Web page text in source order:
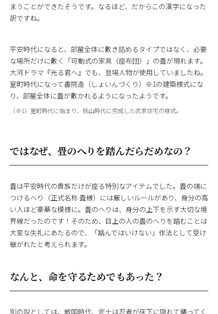
まうことができたそうです。なるほど、だからこの漢字になった
訳ですね。
平安時代になると、部屋全体に敷き詰めるタイプではなく、必要
な場所だけに敷く「可動式の家具（座布団）」の畳が現れます。
大河ドラマ『光る君へ』でも、登場人物が使用していましたね。
室町時代になって書院造（しょいんづくり）※1の建築様式にな
り、部屋全体に畳が敷かれるようになったようです。
（※1）室町時代に始まり、桃山時代に完成した武家住宅の様式。
ではなぜ、畳のへりを踏んだらだめなの？
畳は平安時代の貴族だけが座る特別なアイテムでした。畳の端に
つけるへり（正式名称 畳縁）には厳しいルールがあり、身分の高
い人ほど豪華な模様に。畳のへりは、身分の上下を示す大切な境
界線だったのです！そのため、目上の人の畳のへりを踏むことは
大変な失礼にあたるので、「踏んではいけない」作法として受け
継がれたと考えられます。
なんと、命を守るためでもあった？
別の説としては、戦国時代、武士は忍者が床下に隠れて襲ってく